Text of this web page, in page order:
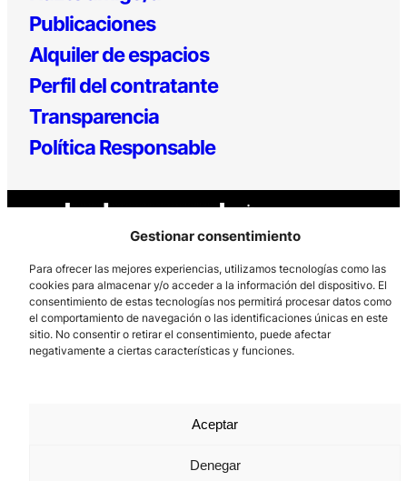
Gestionar consentimiento
Para ofrecer las mejores experiencias, utilizamos tecnologías como las
cookies para almacenar y/o acceder a la información del dispositivo. El
consentimiento de estas tecnologías nos permitirá procesar datos como
el comportamiento de navegación o las identificaciones únicas en este
sitio. No consentir o retirar el consentimiento, puede afectar
negativamente a ciertas características y funciones.
Aceptar
Denegar
Publicaciones
Alquiler de espacios
Perfil del contratante
Transparencia
Política Responsable
Los Prados, 121 – 33203 Gijón
985 185 577 – info@laboralcentrodearte.org
Contacto